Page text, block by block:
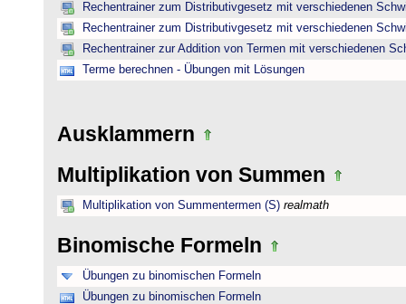
Rechentrainer zum Distributivgesetz mit verschiedenen
Rechentrainer zum Distributivgesetz mit verschiedenen
Rechentrainer zur Addition von Termen mit verschiedenen
Terme berechnen - Übungen mit Lösungen
Ausklammern
Multiplikation von Summen
Multiplikation von Summentermen (S) realmath
Binomische Formeln
Übungen zu binomischen Formeln
Übungen zu binomischen Formeln